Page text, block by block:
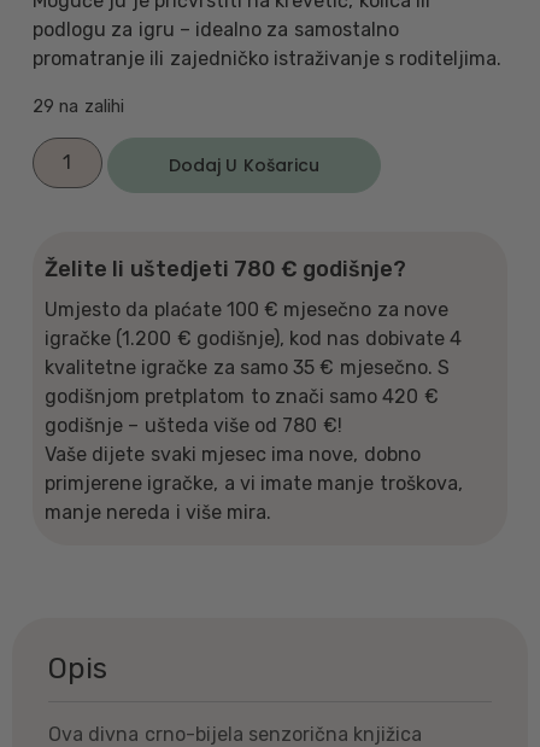
podlogu za igru – idealno za samostalno
promatranje ili zajedničko istraživanje s roditeljima.
29 na zalihi
Dodaj U Košaricu
Želite li uštedjeti 780 € godišnje?
Umjesto da plaćate 100 € mjesečno za nove
igračke (1.200 € godišnje), kod nas dobivate 4
kvalitetne igračke za samo 35 € mjesečno. S
godišnjom pretplatom to znači samo 420 €
godišnje – ušteda više od 780 €!
Vaše dijete svaki mjesec ima nove, dobno
primjerene igračke, a vi imate manje troškova,
manje nereda i više mira.
Opis
Ova divna crno-bijela senzorična knjižica